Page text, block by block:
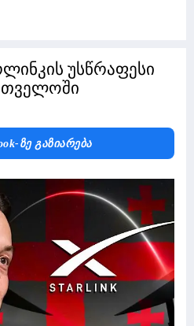
უსწრაფესი
Ზე Გაზიარება